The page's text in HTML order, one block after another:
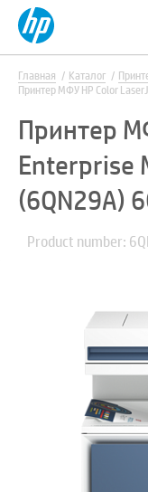
Главная Каталог
Принтер МФУ HP Color
Принтер
Enterprise
(6QN29A)
Product number: